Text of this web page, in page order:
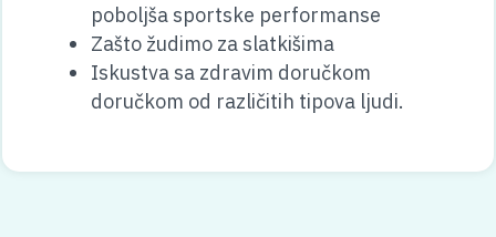
poboljša sportske performanse
Zašto žudimo za slatkišima
Iskustva sa zdravim doručkom
doručkom od različitih tipova ljudi.